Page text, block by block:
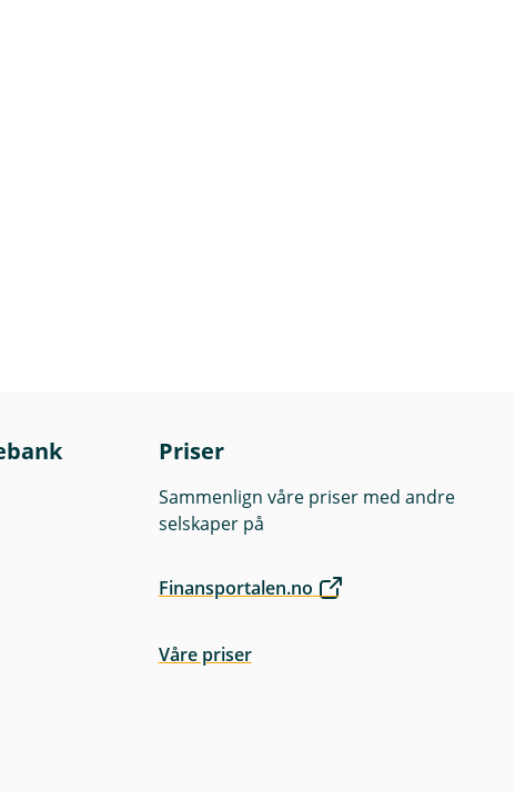
Priser
Sammenlign våre priser med andre
selskaper på
Finansportalen.no
Våre priser